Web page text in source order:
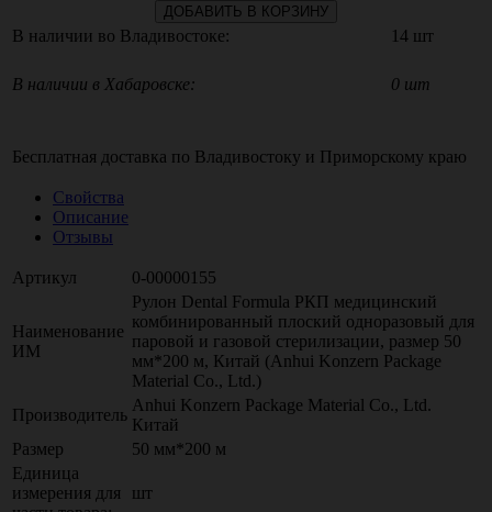
ДОБАВИТЬ В КОРЗИНУ
В наличии во Владивостоке: 14 шт
В наличии в Хабаровске: 0 шт
Бесплатная доставка по Владивостоку и Приморскому краю
Свойства
Описание
Отзывы
Артикул 0-00000155
Наименование
ИМ
Рулон Dental Formula РКП медицинский
комбинированный плоский одноразовый для
паровой и газовой стерилизации, размер 50
мм*200 м, Китай (Anhui Konzern Package
Material Co., Ltd.)
Производитель
Anhui Konzern Package Material Co., Ltd.
Китай
Размер
50 мм*200 м
Единица
измерения для
шт